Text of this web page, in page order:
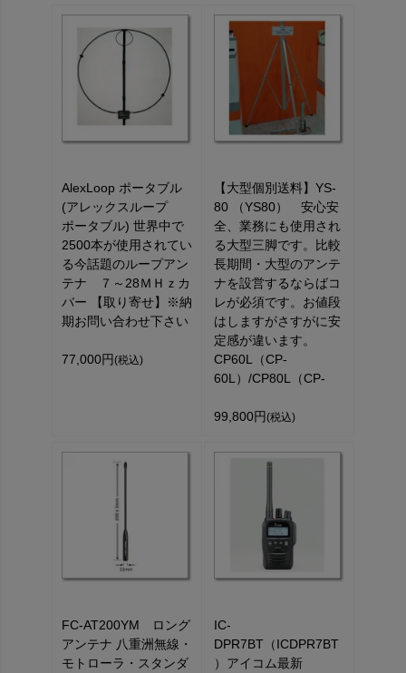
AlexLoop ポータブル
(アレックスループ
ポータブル) 世界中で
2500本が使用されてい
る今話題のループアン
テナ ７～28ＭＨｚカ
バー 【取り寄せ】※納
期お問い合わせ下さい
77,000円 (税込)
【大型個別送料】YS-
80 （YS80） 安心安
全、業務にも使用され
る大型三脚です。比較
長期間・大型のアンテ
ナを設営するならばコ
レが必須です。お値段
はしますがさすがに安
定感が違います。
CP60L（CP-
60L）/CP80L（CP-
99,800円 (税込)
FC-AT200YM ロング
アンテナ 八重洲無線・
モトローラ・スタンダ
IC-
DPR7BT（ICDPR7BT
）アイコム最新